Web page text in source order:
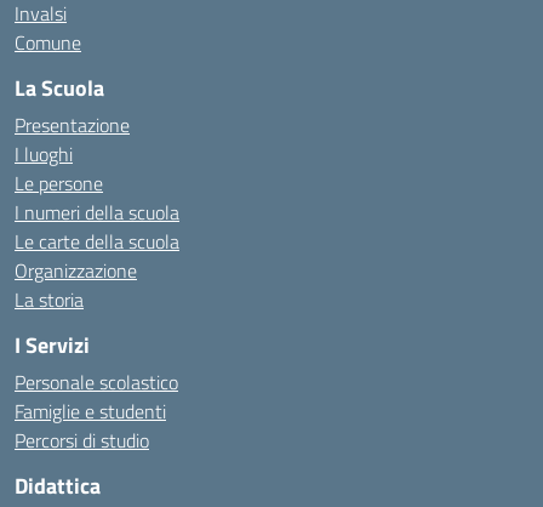
Invalsi
Comune
La Scuola
Presentazione
I luoghi
Le persone
I numeri della scuola
Le carte della scuola
Organizzazione
La storia
I Servizi
Personale scolastico
Famiglie e studenti
Percorsi di studio
Didattica